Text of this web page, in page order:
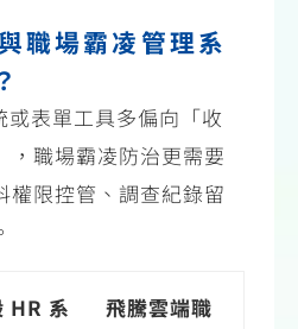
職場霸凌管理系
或表單工具多偏向「收
，職場霸凌防治更需要
權限控管、調查紀錄留
HR 系
飛騰雲端職